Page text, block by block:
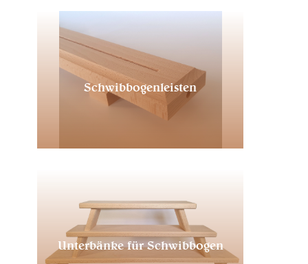
Schwibbogenleisten
Unterbänke für Schwibbogen